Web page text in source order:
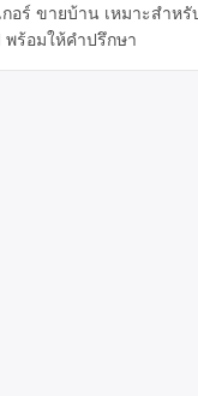
อร์ ขายบ้าน เหมาะสำห
ร้อมให้คำปรึกษา